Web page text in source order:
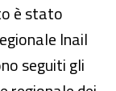
è stato
Inail
seguiti gli